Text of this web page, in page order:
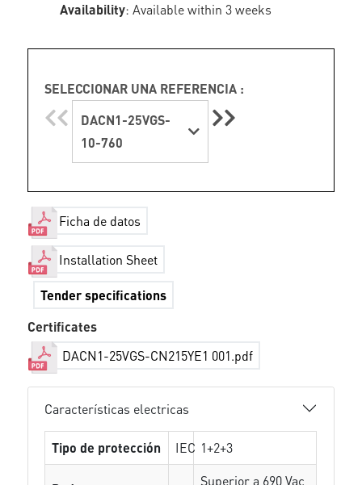
Availability: Available within 3 weeks
SELECCIONAR UNA REFERENCIA :
DACN1-25VGS-
10-760
Ficha de datos
Installation Sheet
Tender specifications
Certificates
DACN1-25VGS-CN215YE1 001.pdf
Características electricas
Tipo de protección IEC 1+2+3
Superior a 690 Vac